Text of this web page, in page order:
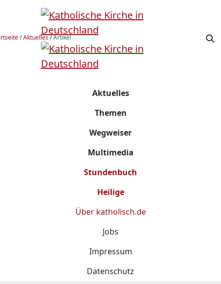
/Aktuelles/Artikel
Aktuelles
Themen
Wegweiser
Multimedia
Stundenbuch
Heilige
Über katholisch.de
Jobs
Impressum
Datenschutz